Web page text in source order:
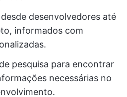
desenvolvedores até
informados com
pesquisa para encontrar
necessárias no